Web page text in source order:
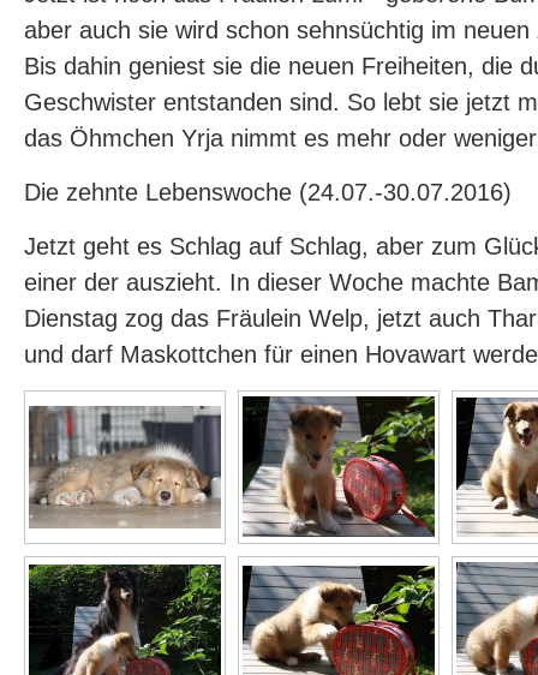
aber auch sie wird schon sehnsüchtig im
Bis dahin geniest sie die neuen Freiheiten, die
Geschwister entstanden sind. So lebt sie jetzt
das Öhmchen Yrja nimmt es mehr oder
Die zehnte Lebenswoche (24.07.-30.07.2016)
Jetzt geht es Schlag auf Schlag, aber zum
einer der auszieht. In dieser Woche machte
Dienstag zog das Fräulein Welp, jetzt auch
und darf Maskottchen für einen Hovawart